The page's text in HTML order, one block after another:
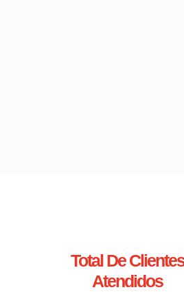
Total De Clientes
Atendidos